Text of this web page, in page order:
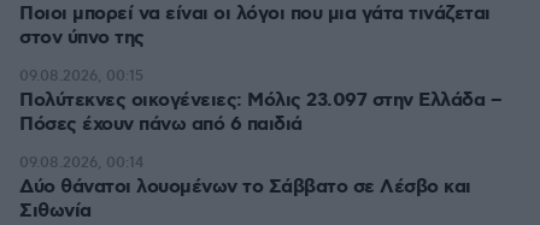
Ποιοι μπορεί να είναι οι λόγοι που μια γάτα τινάζεται
στον ύπνο της
Πολύτεκνες οικογένειες: Μόλις 23.097 στην Ελλάδα –
Πόσες έχουν πάνω από 6 παιδιά
09.08.2026, 00:15
Δύο θάνατοι λουομένων το Σάββατο σε Λέσβο και
Σιθωνία
09.08.2026, 00:14